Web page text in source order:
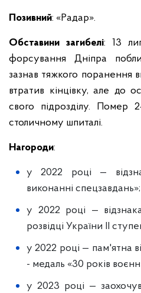
Позивний: «Радар».
Обставини загибелі: 13
форсування Дніпра
зазнав тяжкого поранення
втратив кінцівку, але до
свого підрозділу.
столичному шпиталі.
Нагороди:
у 2022 році —
виконанні спецзавдань»;
у 2022 році —
розвідці України ІІ
у 2022 році — пам'ятна
- медаль «30 років
у 2023 році —